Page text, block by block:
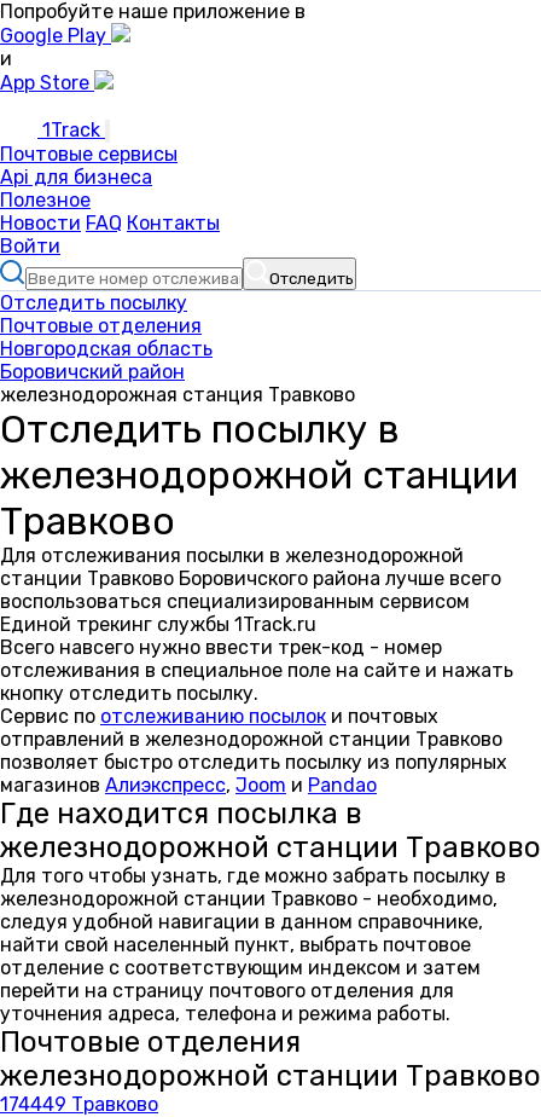
Попробуйте наше приложение в
Google Play
и
App Store
1Track
Почтовые сервисы
Api для бизнеса
Полезное
Новости FAQ Контакты
Войти
Отследить
Отследить посылку
Почтовые отделения
Новгородская область
Боровичский район
железнодорожная станция Травково
Отследить посылку в
железнодорожной станции
Травково
Для отслеживания посылки в железнодорожной
станции Травково Боровичского района лучше всего
воспользоваться специализированным сервисом
Единой трекинг службы 1Track.ru
Всего навсего нужно ввести трек-код - номер
отслеживания в специальное поле на сайте и нажать
кнопку отследить посылку.
Сервис по отслеживанию посылок и почтовых
отправлений в железнодорожной станции Травково
позволяет быстро отследить посылку из популярных
магазинов Алиэкспресс, Joom и Pandao
Где находится посылка в
железнодорожной станции Травково
Для того чтобы узнать, где можно забрать посылку в
железнодорожной станции Травково - необходимо,
следуя удобной навигации в данном справочнике,
найти свой населенный пункт, выбрать почтовое
отделение с соответствующим индексом и затем
перейти на страницу почтового отделения для
уточнения адреса, телефона и режима работы.
Почтовые отделения
железнодорожной станции Травково
174449 Травково